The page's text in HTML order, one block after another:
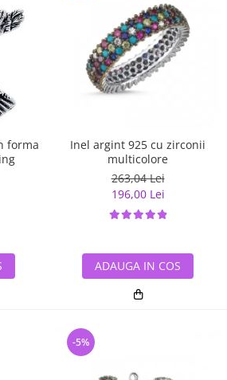
forma
Inel argint 925 cu zirconii
multicolore
263,04 Lei
196,00 Lei
ADAUGA IN COS
-5%